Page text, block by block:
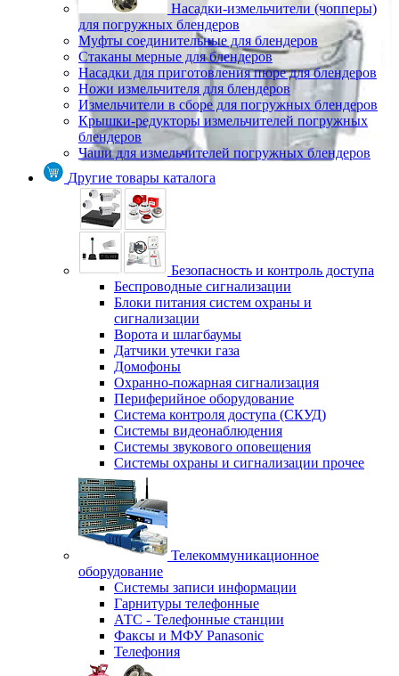
Насадки-измельчители (чопперы)
для погружных блендеров
Муфты соединительные для блендеров
Стаканы мерные для блендеров
Насадки для приготовления пюре для блендеров
Ножи измельчителя для блендеров
Измельчители в сборе для погружных блендеров
Крышки-редукторы измельчителей погружных
блендеров
Чаши для измельчителей погружных блендеров
Другие товары каталога
Безопасность и контроль доступа
Беспроводные сигнализации
Блоки питания систем охраны и
сигнализации
Ворота и шлагбаумы
Датчики утечки газа
Домофоны
Охранно-пожарная сигнализация
Периферийное оборудование
Система контроля доступа (СКУД)
Системы видеонаблюдения
Системы звукового оповещения
Системы охраны и сигнализации прочее
Телекоммуникационное
оборудование
Системы записи информации
Гарнитуры телефонные
АТС - Телефонные станции
Факсы и МФУ Panasonic
Телефония